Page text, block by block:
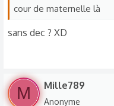
cour de maternelle là
sans dec ? XD
M Mille789
Anonyme